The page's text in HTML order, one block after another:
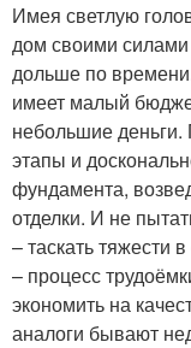
Имея светлую
дом своими
дольше по
имеет малый
небольшие деньги.
этапы и
фундамента,
отделки. И не
– таскать тяжести
– процесс
экономить на
аналоги бывают